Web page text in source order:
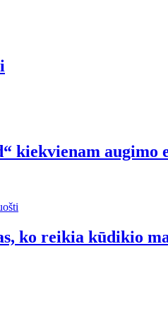
kiekvienam augimo
ko reikia kūdikio